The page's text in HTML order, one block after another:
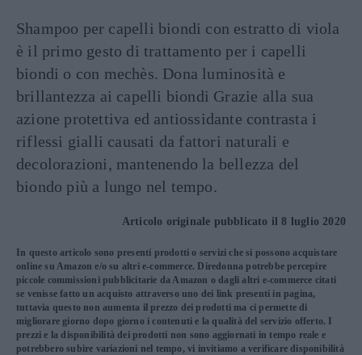
Shampoo per capelli biondi con estratto di viola
è il primo gesto di trattamento per i capelli
biondi o con mechès. Dona luminosità e
brillantezza ai capelli biondi Grazie alla sua
azione protettiva ed antiossidante contrasta i
riflessi gialli causati da fattori naturali e
decolorazioni, mantenendo la bellezza del
biondo più a lungo nel tempo.
Articolo originale pubblicato il 8 luglio 2020
In questo articolo sono presenti prodotti o servizi che si possono acquistare
online su Amazon e/o su altri e-commerce. Diredonna potrebbe percepire
piccole commissioni pubblicitarie da Amazon o dagli altri e-commerce citati
se venisse fatto un acquisto attraverso uno dei link presenti in pagina,
tuttavia questo non aumenta il prezzo dei prodotti ma ci permette di
migliorare giorno dopo giorno i contenuti e la qualità del servizio offerto. I
prezzi e la disponibilità dei prodotti non sono aggiornati in tempo reale e
potrebbero subire variazioni nel tempo, vi invitiamo a verificare disponibilità